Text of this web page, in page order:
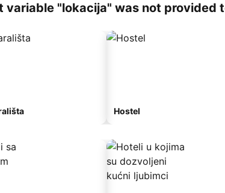
"lokacija" was not provided
Hostel